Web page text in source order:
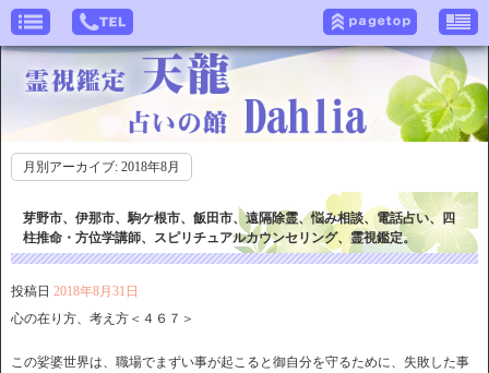
月別アーカイブ: 2018年8月
芽野市、伊那市、駒ケ根市、飯田市、遠隔除霊、悩み相談、電話占い、四
柱推命・方位学講師、スピリチュアルカウンセリング、霊視鑑定。
投稿日 2018年8月31日
心の在り方、考え方＜４６７＞
この娑婆世界は、職場でまずい事が起こると御自分を守るために、失敗した事